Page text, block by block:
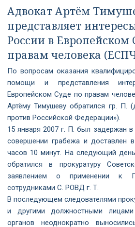
Адвокат Артём
представляет
России в Европейском
правам человека
По вопросам оказания
помощи и представления
Европейском Суде по правам
Артёму Тимушеву обратился гр.
против Российской Федерации»).
15 января 2007 г. П. был задержан
совершении грабежа и доставлен
часов 10 минут. На следующий
обратился в прокуратуру
заявлением о применении к
сотрудниками С. РОВД г. Т.
В последующем следователями
и другими должностными лицами
органов неоднократно